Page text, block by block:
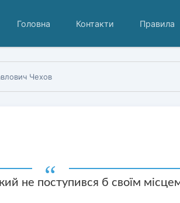
Головна Контакти Правила
Чехов
не поступився б своїм